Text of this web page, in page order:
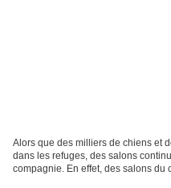
Alors que des milliers de chiens et
dans les refuges, des salons
compagnie. En effet, des salons du